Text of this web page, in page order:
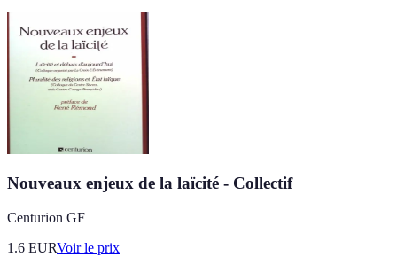
Nouveaux enjeux de la laïcité - Collectif
Centurion GF
1.6 EURVoir le prix